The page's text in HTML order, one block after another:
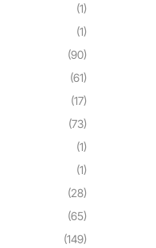
(1)
(1)
(90)
(61)
(17)
(73)
(1)
(1)
(28)
(65)
(149)